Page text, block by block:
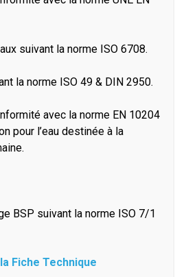
suivant la norme ISO 6708.
la norme ISO 49 & DIN 2950.
avec la norme EN 10204
pour l’eau destinée à la
BSP suivant la norme ISO 7/1
Fiche Technique